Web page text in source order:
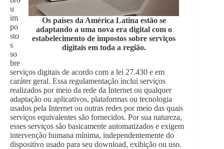
Os países da América Latina estão se
adaptando a uma nova era digital com o
estabelecimento de impostos sobre serviços
digitais em toda a região.
u
im
po
sto
s
so
bre
serviços digitais de acordo com a lei 27.430 e em
caráter geral. Essa regulamentação inclui serviços
realizados por meio da rede da Internet ou qualquer
adaptação ou aplicativos, plataformas ou tecnologia
usados pela Internet ou outras redes por meio das quais
serviços equivalentes são fornecidos. Por sua natureza,
esses serviços são basicamente automatizados e exigem
intervenção humana mínima, independentemente do
dispositivo usado para seu download, exibição ou uso.